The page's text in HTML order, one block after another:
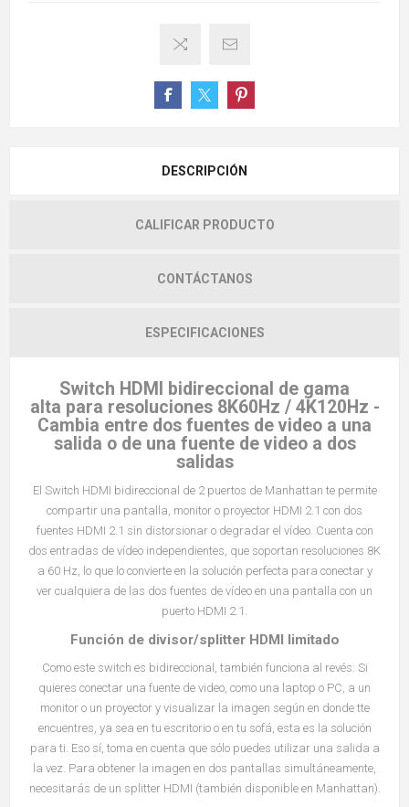
DESCRIPCIÓN
CALIFICAR PRODUCTO
CONTÁCTANOS
ESPECIFICACIONES
Switch HDMI bidireccional de gama
alta para resoluciones 8K60Hz / 4K120Hz -
Cambia entre dos fuentes de video a una
salida o de una fuente de video a dos
salidas
El Switch HDMI bidireccional de 2 puertos de Manhattan te permite
compartir una pantalla, monitor o proyector HDMI 2.1 con dos
fuentes HDMI 2.1 sin distorsionar o degradar el vídeo. Cuenta con
dos entradas de vídeo independientes, que soportan resoluciones 8K
a 60 Hz, lo que lo convierte en la solución perfecta para conectar y
ver cualquiera de las dos fuentes de vídeo en una pantalla con un
puerto HDMI 2.1.
Función de divisor/splitter HDMI limitado
Como este switch es bidireccional, también funciona al revés: Si
quieres conectar una fuente de video, como una laptop o PC, a un
monitor o un proyector y visualizar la imagen según en donde tte
encuentres, ya sea en tu escritorio o en tu sofá, esta es la solución
para ti. Eso sí, toma en cuenta que sólo puedes utilizar una salida a
la vez. Para obtener la imagen en dos pantallas simultáneamente,
necesitarás de un splitter HDMI (también disponible en Manhattan).